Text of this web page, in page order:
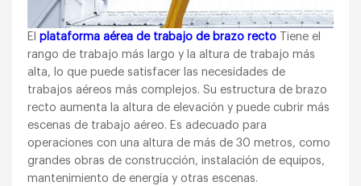
Elplataforma aérea de trabajo de brazo recto Tiene el
rango de trabajo más largo y la altura de trabajo más
alta, lo que puede satisfacer las necesidades de
trabajos aéreos más complejos. Su estructura de brazo
recto aumenta la altura de elevación y puede cubrir más
escenas de trabajo aéreo. Es adecuado para
operaciones con una altura de más de 30 metros, como
grandes obras de construcción, instalación de equipos,
mantenimiento de energía y otras escenas.